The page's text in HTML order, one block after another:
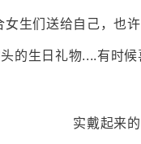
女生们送给自己，也
的生日礼物....有时
实戴起来